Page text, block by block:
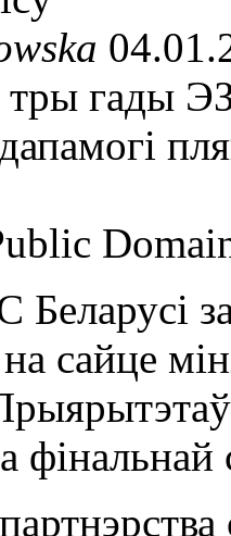
гады ЭЗ
Беларусі
сайце
фінальнай